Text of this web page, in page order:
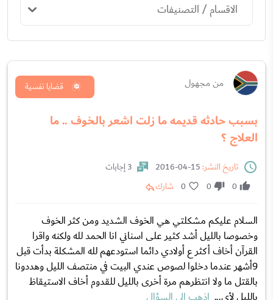
الاقسام / التصنيفات
من مجهول
بسبب حادثه قديمه ما زلت اشعر بالخوف .. ما
العلاج ؟
قضايا نفسية
تاريخ النشر:
3 إجابات
0
0
0 شارك
السلام عليكم مشكلتي هي الخوف الشديد ومن كثر الخوف
وخصوصا بالليل أشد كثير على اسناني انا الحمد لله ولكنه واقرا
القرآن أخاف أكثر ع أولادي دائما استودعهم لله المشكلة بدأت قبل
9أشهر عندما دخلوا لصوص عندي البيت في منتصف الليل وهددونا
بالقتل ما ولا انتظرهم مرة أخرى بالليل للقدوم أخاف الاستيقاظ